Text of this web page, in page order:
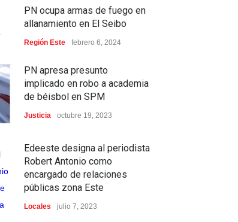
PN ocupa armas de fuego en
allanamiento en El Seibo
Región Este febrero 6, 2024
PN apresa presunto
implicado en robo a academia
de béisbol en SPM
Justicia octubre 19, 2023
Edeeste designa al periodista
Robert Antonio como
encargado de relaciones
públicas zona Este
Locales julio 7, 2023